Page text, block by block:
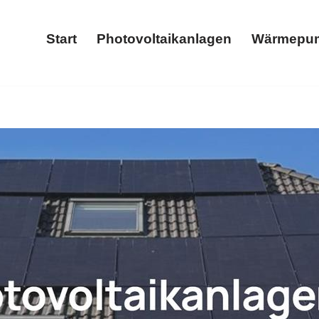
Start Photovoltaikanlagen
Photovoltaikanlage, Stromspeicher,
in 56244 Vielbach – ➡️ 𝐖𝐎𝐋𝐓𝐈𝐂𝐒, Ihr